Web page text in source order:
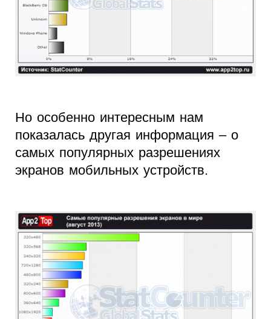
Но особенно интересным нам
показалась другая информация – о
самых популярных разрешениях
экранов мобильных устройств.